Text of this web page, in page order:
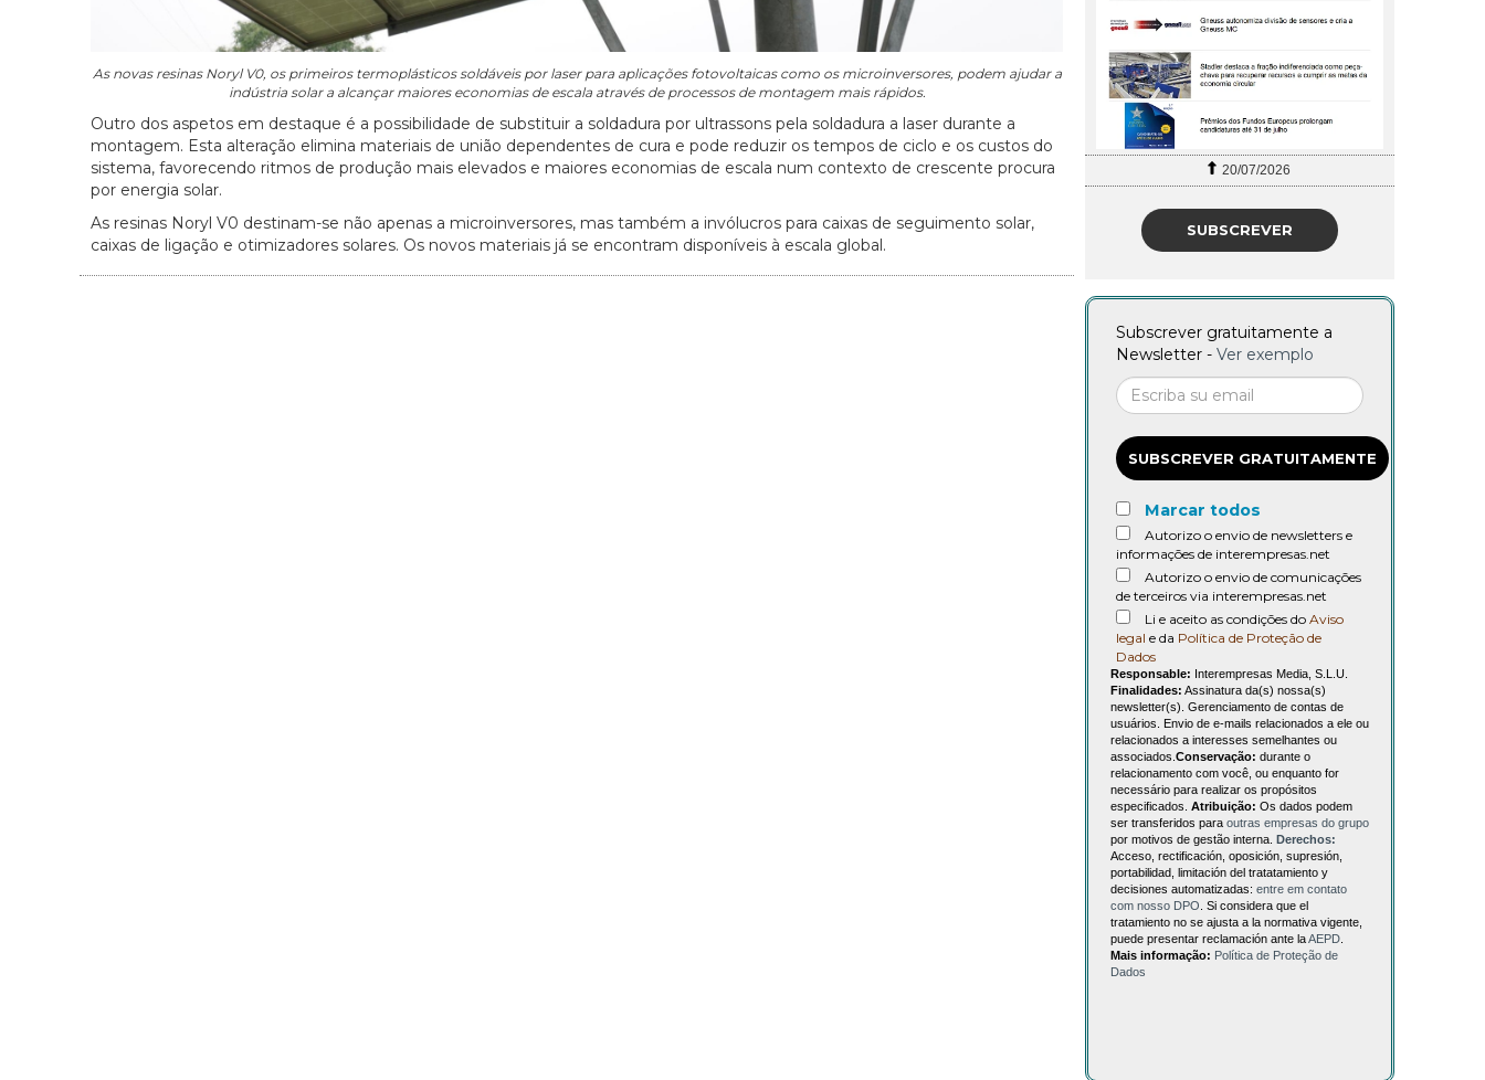
As novas resinas Noryl V0, os primeiros termoplásticos soldáveis por laser para aplicações fotovoltaicas como os microinversores, podem ajudar a
indústria solar a alcançar maiores economias de escala através de processos de montagem mais rápidos.
Outro dos aspetos em destaque é a possibilidade de substituir a soldadura por ultrassons pela soldadura a laser durante a
montagem. Esta alteração elimina materiais de união dependentes de cura e pode reduzir os tempos de ciclo e os custos do
sistema, favorecendo ritmos de produção mais elevados e maiores economias de escala num contexto de crescente procura
por energia solar.
As resinas Noryl V0 destinam-se não apenas a microinversores, mas também a invólucros para caixas de seguimento solar,
caixas de ligação e otimizadores solares. Os novos materiais já se encontram disponíveis à escala global.
20/07/2026 27/07/2026 20/07/2026
SUBSCREVER
Subscrever gratuitamente a
Newsletter - Ver exemplo
SUBSCREVER GRATUITAMENTE
Marcar todos
Autorizo o envio de newsletters e
informações de interempresas.net
Autorizo o envio de comunicações
de terceiros via interempresas.net
Li e aceito as condições do Aviso
legal e da Política de Proteção de
Dados
Responsable: Interempresas Media, S.L.U.
Finalidades: Assinatura da(s) nossa(s)
newsletter(s). Gerenciamento de contas de
usuários. Envio de e-mails relacionados a ele ou
relacionados a interesses semelhantes ou
associados. Conservação: durante o
relacionamento com você, ou enquanto for
necessário para realizar os propósitos
especificados. Atribuição: Os dados podem
ser transferidos para outras empresas do grupo
por motivos de gestão interna. Derechos:
Acceso, rectificación, oposición, supresión,
portabilidad, limitación del tratatamiento y
decisiones automatizadas: entre em contato
com nosso DPO . Si considera que el
tratamiento no se ajusta a la normativa vigente,
puede presentar reclamación ante laAEPD
Mais informação: Política de Proteção de
Dados